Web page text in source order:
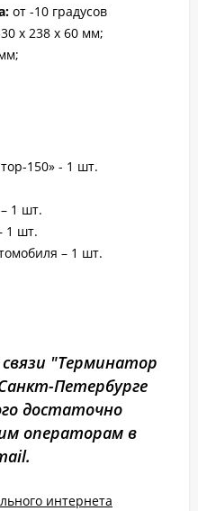
от -10 градусов
x 238 x 60 мм;
150» - 1 шт.
1 шт.
1 шт.
– 1 шт.
"Терминатор
Петербурге
достаточно
операторам в
интернета